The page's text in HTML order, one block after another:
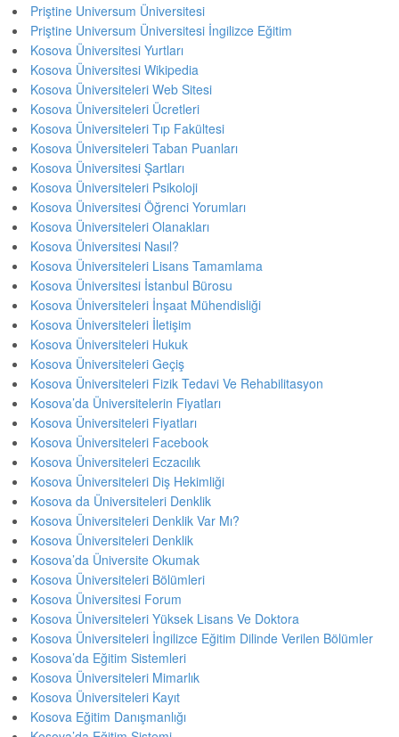
Priştine Universum Üniversitesi
Priştine Universum Üniversitesi İngilizce Eğitim
Kosova Üniversitesi Yurtları
Kosova Üniversitesi Wikipedia
Kosova Üniversiteleri Web Sitesi
Kosova Üniversiteleri Ücretleri
Kosova Üniversiteleri Tıp Fakültesi
Kosova Üniversiteleri Taban Puanları
Kosova Üniversitesi Şartları
Kosova Üniversiteleri Psikoloji
Kosova Üniversitesi Öğrenci Yorumları
Kosova Üniversiteleri Olanakları
Kosova Üniversitesi Nasıl?
Kosova Üniversiteleri Lisans Tamamlama
Kosova Üniversitesi İstanbul Bürosu
Kosova Üniversiteleri İnşaat Mühendisliği
Kosova Üniversiteleri İletişim
Kosova Üniversiteleri Hukuk
Kosova Üniversiteleri Geçiş
Kosova Üniversiteleri Fizik Tedavi Ve Rehabilitasyon
Kosova’da Üniversitelerin Fiyatları
Kosova Üniversiteleri Fiyatları
Kosova Üniversiteleri Facebook
Kosova Üniversiteleri Eczacılık
Kosova Üniversiteleri Diş Hekimliği
Kosova da Üniversiteleri Denklik
Kosova Üniversiteleri Denklik Var Mı?
Kosova Üniversiteleri Denklik
Kosova’da Üniversite Okumak
Kosova Üniversiteleri Bölümleri
Kosova Üniversitesi Forum
Kosova Üniversiteleri Yüksek Lisans Ve Doktora
Kosova Üniversiteleri İngilizce Eğitim Dilinde Verilen Bölümler
Kosova’da Eğitim Sistemleri
Kosova Üniversiteleri Mimarlık
Kosova Üniversiteleri Kayıt
Kosova Eğitim Danışmanlığı